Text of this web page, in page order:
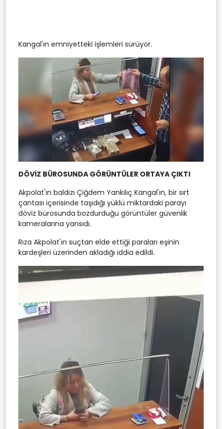
Kangal'ın emniyetteki işlemleri sürüyor.
DÖVİZ BÜROSUNDA GÖRÜNTÜLER ORTAYA ÇIKTI
Akpolat'ın baldızı Çiğdem Yankılıç Kangal'ın, bir sırt
çantası içerisinde taşıdığı yüklü miktardaki parayı
döviz bürosunda bozdurduğu görüntüler güvenlik
kameralarına yansıdı.
Rıza Akpolat'ın suçtan elde ettiği paraları eşinin
kardeşleri üzerinden akladığı iddia edildi.